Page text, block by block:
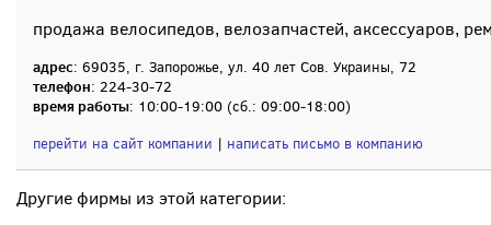
продажа велосипедов, велозапчастей, аксессуаров,
адрес: 69035, г. Запорожье, ул. 40 лет Сов. Украины, 72
телефон: 224-30-72
время работы: 10:00-19:00 (сб.: 09:00-18:00)
перейти на сайт компании | написать письмо в компанию
Другие фирмы из этой категории: